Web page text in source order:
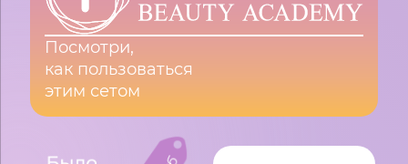
Посмотри,
как пользоваться
этим сетом